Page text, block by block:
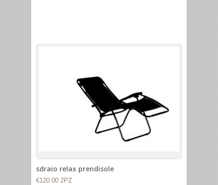
sdraio relax prendisole
€120.00 2PZ